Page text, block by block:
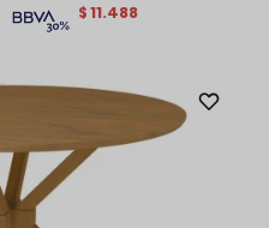
$11.488